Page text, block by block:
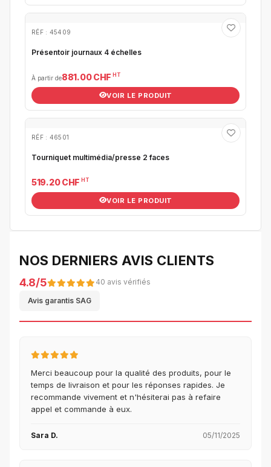
RÉF : 45409
Présentoir journaux 4 échelles
À partir de881.00 CHF HT
VOIR LE PRODUIT
RÉF : 46501
Tourniquet multimédia/presse 2 faces
519.20 CHF HT
VOIR LE PRODUIT
NOS DERNIERS AVIS CLIENTS
4.8/5 40 avis vérifiés
Avis garantis SAG
Merci beaucoup pour la qualité des produits, pour le
temps de livraison et pour les réponses rapides. Je
recommande vivement et n'hésiterai pas à refaire
appel et commande à eux.
Sara D. 05/11/2025